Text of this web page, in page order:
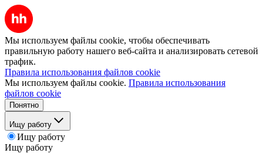
Мы используем файлы cookie, чтобы обеспечивать
правильную работу нашего веб-сайта и анализировать сетевой
трафик.
Правила использования файлов cookie
Мы используем файлы cookie. Правила использования
файлов cookie
Понятно
Ищу работу
Ищу работу
Ищу работу